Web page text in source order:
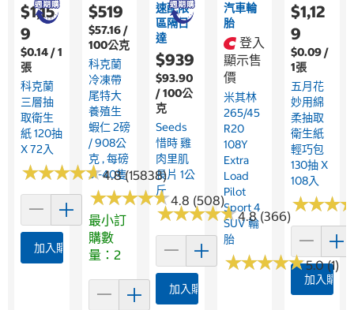
$1,15
9
$0.14 / 1
張
科克蘭
三層抽
取衛生
紙 120抽
X 72入
★★★★★
★★★★★4.8 (15838)
加入購物車
$519
$57.16 /
100公克
科克蘭
冷凍帶
尾特大
養殖生
蝦仁 2磅
/ 908公
克 , 每磅
31-40隻
★★★★★
★★★★★4.8 (508)
最小訂
購數
量：2
速配限
區隔日
達
$939
$93.90
/ 100公
克
Seeds
惜時 雞
肉里肌
長片 1公
斤
★★★★★
★★★★★4.8 (366)
加入購物車
汽車輪
胎
登入
顯示售
價
米其林
265/45
R20
108Y
Extra
Load
Pilot
Sport 4
SUV 輪
胎
★★★★★
★★★★★5.0 (1)
$1,12
9
$0.09 /
1張
五月花
妙用綿
柔抽取
衛生紙
輕巧包
130抽 X
108入
★★★
★★★
加入購物